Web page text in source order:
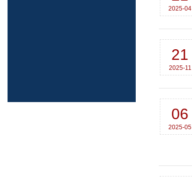
2025-04
21
2025-11
06
2025-05